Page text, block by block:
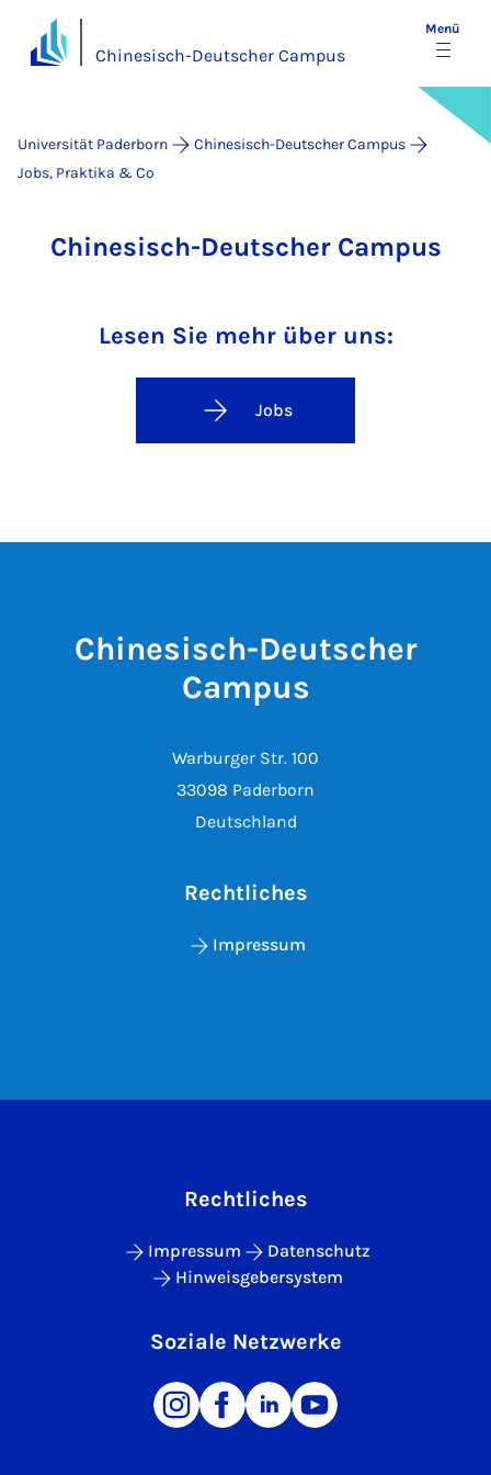
Chinesisch-Deutscher Campus
Menü
Universität Paderborn
Chinesisch-Deutscher Campus
Jobs, Praktika & Co
Chinesisch-Deutscher Campus
Lesen Sie mehr über uns:
Jobs
Chinesisch-Deutscher
Campus
Warburger Str. 100
33098 Paderborn
Deutschland
Rechtliches
Impressum
Rechtliches
Impressum
Datenschutz
Hinweisgebersystem
Soziale Netzwerke